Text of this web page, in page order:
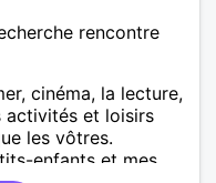
rencontre
cinéma, la lecture,
activités et loisirs
les vôtres.
enfants et mes